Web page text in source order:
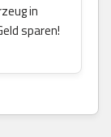
in
sparen!